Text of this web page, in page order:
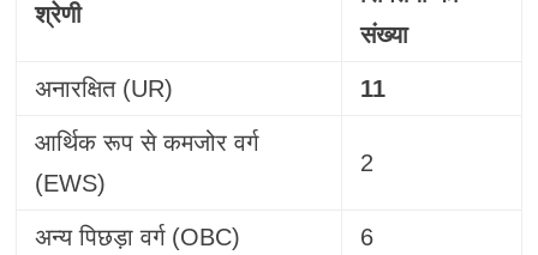
श्रेणी
संख्या
अनारक्षित (UR) 11
आर्थिक रूप से कमजोर वर्ग
(EWS)
2
अन्य पिछड़ा वर्ग (OBC) 6